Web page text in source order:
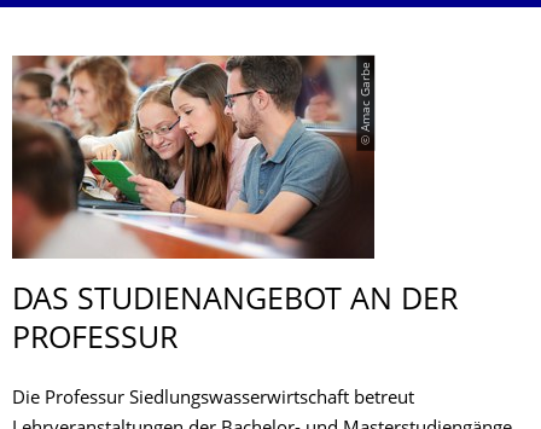
© Amac Garbe
DAS STUDIENANGEBOT AN DER
PROFESSUR
Die Professur Siedlungswasserwirtschaft betreut